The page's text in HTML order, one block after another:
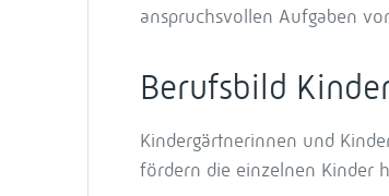
anspruchsvollen Aufgaben
Berufsbild
Kindergärtnerinnen und
fördern die einzelnen Kinder